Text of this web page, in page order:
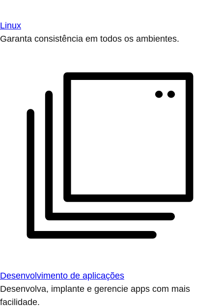
Linux
Garanta consistência em todos os ambientes.
Desenvolvimento de aplicações
Desenvolva, implante e gerencie apps com mais
facilidade.